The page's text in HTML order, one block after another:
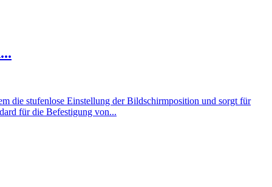
die stufenlose Einstellung der Bildschirmposition und sorgt für
für die Befestigung von...